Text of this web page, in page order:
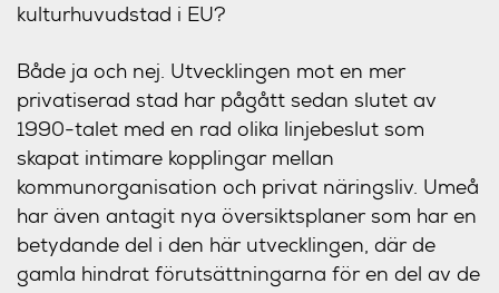
kulturhuvudstad i EU?
Både ja och nej. Utvecklingen mot en mer
privatiserad stad har pågått sedan slutet av
1990-talet med en rad olika linjebeslut som
skapat intimare kopplingar mellan
kommunorganisation och privat näringsliv. Umeå
har även antagit nya översiktsplaner som har en
betydande del i den här utvecklingen, där de
gamla hindrat förutsättningarna för en del av de